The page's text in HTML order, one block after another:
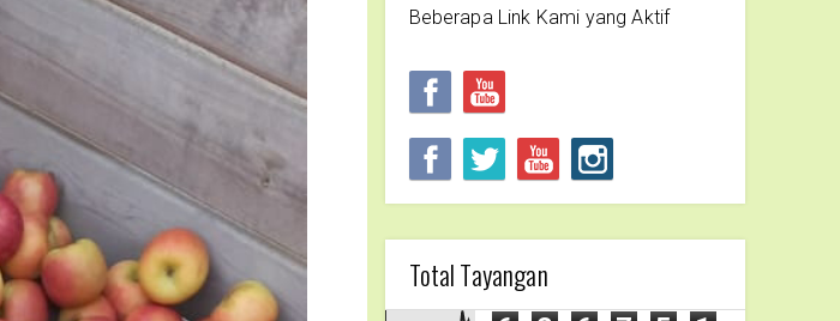
Beberapa Link Kami yang Aktif
Total Tayangan